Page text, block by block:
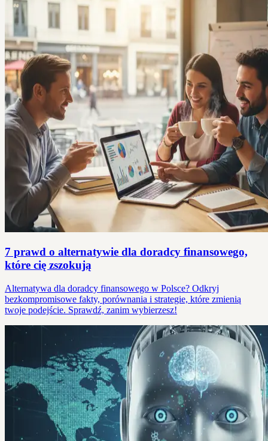
7 prawd o alternatywie dla doradcy finansowego,
które cię zszokują
Alternatywa dla doradcy finansowego w Polsce? Odkryj
bezkompromisowe fakty, porównania i strategie, które zmienią
twoje podejście. Sprawdź, zanim wybierzesz!